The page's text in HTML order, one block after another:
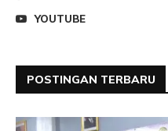
YOUTUBE
POSTINGAN TERBARU